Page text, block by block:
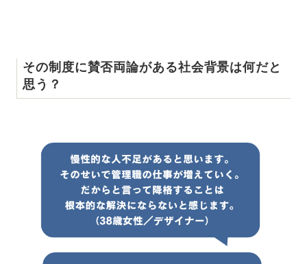
その制度に賛否両論がある社会背景は何だと
思う？